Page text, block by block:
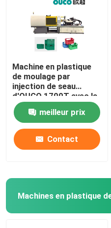
Au sujet de nous
Machine en plastique
de moulage par
injection de seau
d'OUCO 1700T avec la
force de fixage forte
meilleur prix
Contact